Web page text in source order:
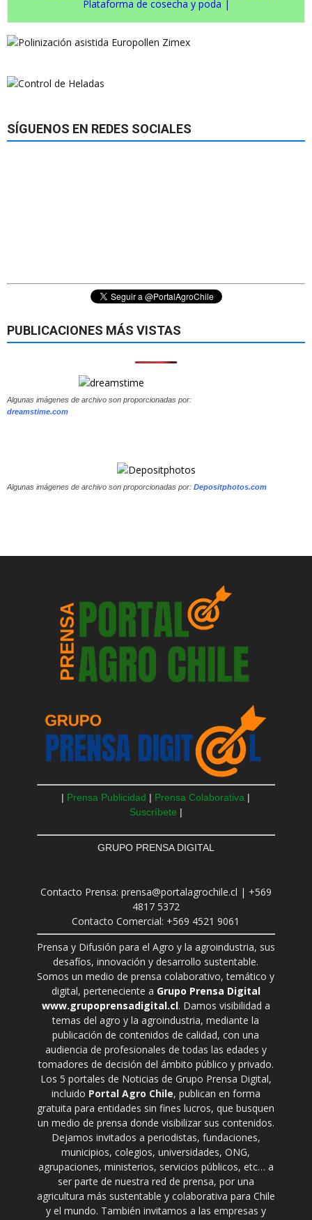
Plataforma de cosecha y poda |
SÍGUENOS EN REDES SOCIALES
PUBLICACIONES MÁS VISTAS
Algunas imágenes de archivo son proporcionadas por:
dreamstime.com
Algunas imágenes de archivo son proporcionadas por: Depositphotos.com
| Prensa Publicidad | Prensa Colaborativa |
Suscríbete |
GRUPO PRENSA DIGITAL
Contacto Prensa: prensa@portalagrochile.cl | +569
4817 5372
Contacto Comercial: +569 4521 9061
Prensa y Difusión para el Agro y la agroindustria, sus
desafíos, innovación y desarrollo sustentable.
Somos un medio de prensa colaborativo, temático y
digital, perteneciente a Grupo Prensa Digital
www.grupoprensadigital.cl. Damos visibilidad a
temas del agro y la agroindustria, mediante la
publicación de contenidos de calidad, con una
audiencia de profesionales de todas las edades y
tomadores de decisión del ámbito público y privado.
Los 5 portales de Noticias de Grupo Prensa Digital,
incluido Portal Agro Chile, publican en forma
gratuita para entidades sin fines lucros, que busquen
un medio de prensa donde visibilizar sus contenidos.
Dejamos invitados a periodistas, fundaciones,
municipios, colegios, universidades, ONG,
agrupaciones, ministerios, servicios públicos, etc… a
ser parte de nuestra red de prensa, por una
agricultura más sustentable y colaborativa para Chile
y el mundo. También invitamos a las empresas y